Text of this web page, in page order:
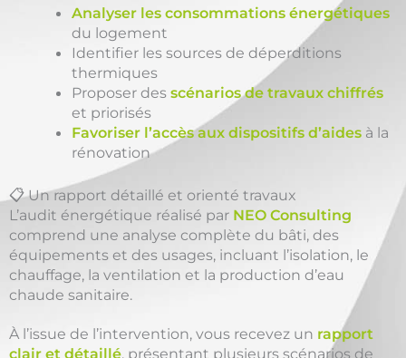
Analyser les consommations énergétiques
du logement
Identifier les sources de déperditions
thermiques
Proposer desscénarios de travaux chiffrés
et priorisés
Favoriser l’accès aux dispositifs d’aides à la
rénovation
📋 Un rapport détaillé et orienté travaux
L’audit énergétique réalisé par NEO Consulting
comprend une analyse complète du bâti, des
équipements et des usages, incluant l’isolation, le
chauffage, la ventilation et la production d’eau
chaude sanitaire.
À l’issue de l’intervention, vous recevez un rapport
clair et détaillé, présentant plusieurs scénarios de